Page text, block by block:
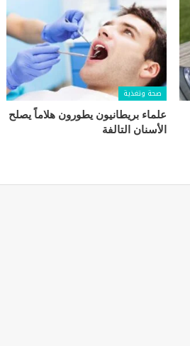
صحة وتغذية
علماء بريطانيون يطورون هلاماً يصلح
الأسنان التالفة